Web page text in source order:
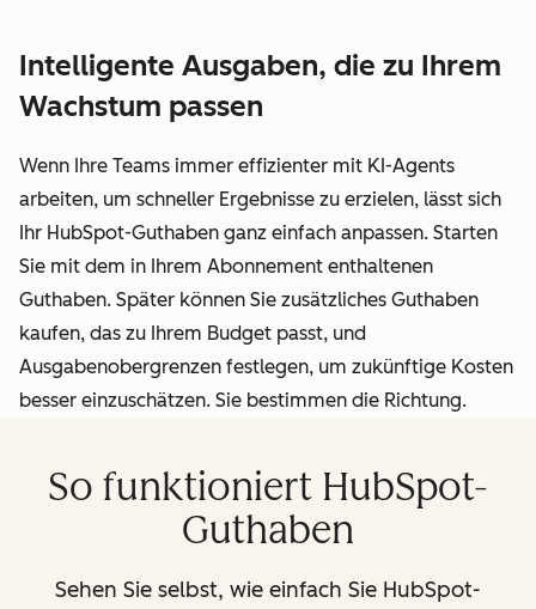
Intelligente Ausgaben, die zu Ihrem
Wachstum passen
Wenn Ihre Teams immer effizienter mit KI-Agents
arbeiten, um schneller Ergebnisse zu erzielen, lässt sich
Ihr HubSpot-Guthaben ganz einfach anpassen. Starten
Sie mit dem in Ihrem Abonnement enthaltenen
Guthaben. Später können Sie zusätzliches Guthaben
kaufen, das zu Ihrem Budget passt, und
Ausgabenobergrenzen festlegen, um zukünftige Kosten
besser einzuschätzen. Sie bestimmen die Richtung.
So funktioniert HubSpot-
Guthaben
Sehen Sie selbst, wie einfach Sie HubSpot-